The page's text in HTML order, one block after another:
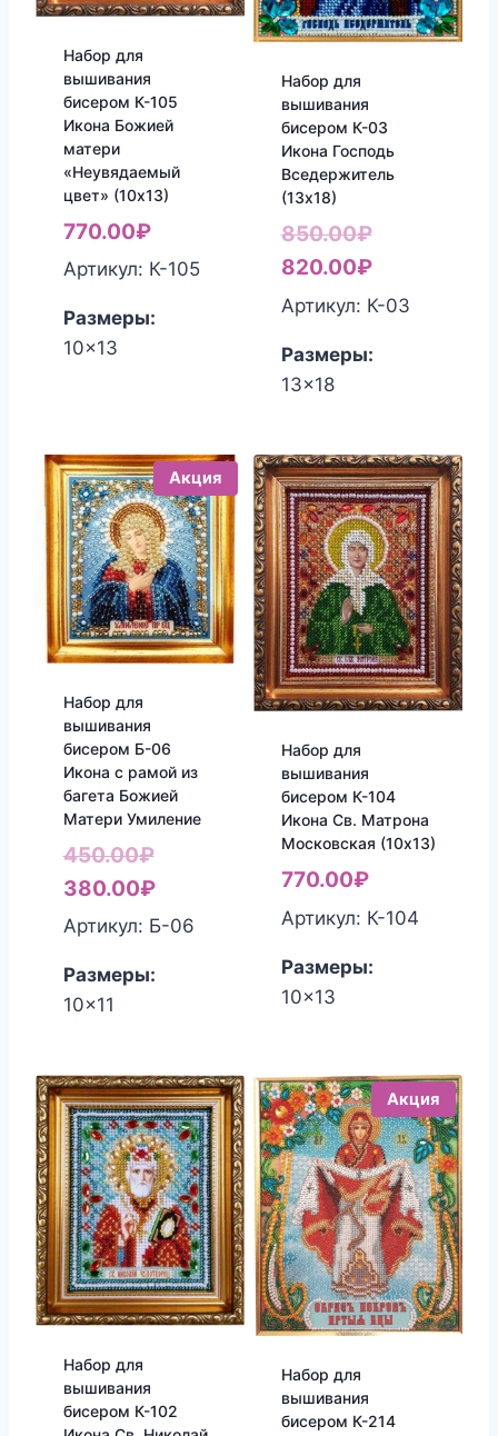
Набор для
вышивания
бисером К-105
Икона Божией
матери
«Неувядаемый
цвет» (10х13)
770.00₽
Артикул: К-105
Размеры:
10x13
Набор для
вышивания
бисером К-03
Икона Господь
Вседержитель
(13х18)
850.00₽
цена
составляла
820.00₽Текущая
цена:
Артикул: К-03
Размеры:
13x18
Акция
Набор для
вышивания
бисером Б-06
Икона с рамой из
багета Божией
Матери Умиление
450.00₽Первоначальная
цена
составляла
380.00₽Текущая
цена:
Артикул: Б-06
Размеры:
10x11
Набор для
вышивания
бисером К-104
Икона Св. Матрона
Московская (10х13)
770.00₽
Артикул: К-104
Размеры:
10x13
Набор для
вышивания
бисером К-102
Акция
Набор для
вышивания
бисером К-214